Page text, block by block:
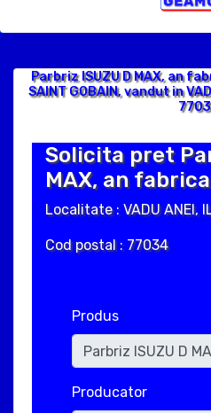
Parbriz ISUZU D MAX, an
SAINT GOBAIN, vandut in
Solicita pret
MAX, an
Localitate : VADU ANEI,
Cod postal : 77034
Produs
Producator